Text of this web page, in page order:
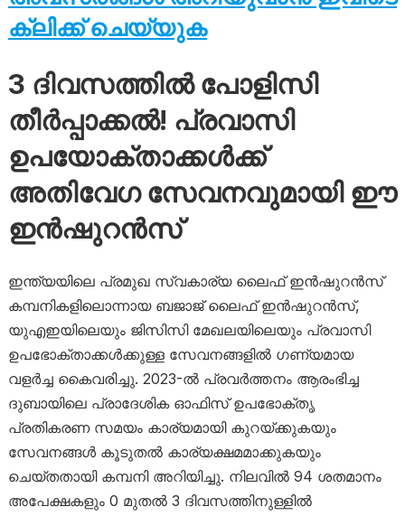
ക്ലിക്ക് ചെയ്യുക
3 ദിവസത്തിൽ പോളിസി
തീർപ്പാക്കൽ! പ്രവാസി
ഉപയോക്താക്കൾക്ക്
അതിവേഗ സേവനവുമായി ഈ
ഇൻഷുറൻസ്
ഇന്ത്യയിലെ പ്രമുഖ സ്വകാര്യ ലൈഫ് ഇൻഷുറൻസ്
കമ്പനികളിലൊന്നായ ബജാജ് ലൈഫ് ഇൻഷുറൻസ്,
യുഎഇയിലെയും ജിസിസി മേഖലയിലെയും പ്രവാസി
ഉപഭോക്താക്കൾക്കുള്ള സേവനങ്ങളിൽ ഗണ്യമായ
വളർച്ച കൈവരിച്ചു. 2023-ൽ പ്രവർത്തനം ആരംഭിച്ച
ദുബായിലെ പ്രാദേശിക ഓഫിസ് ഉപഭോക്തൃ
പ്രതികരണ സമയം കാര്യമായി കുറയ്ക്കുകയും
സേവനങ്ങൾ കൂടുതൽ കാര്യക്ഷമമാക്കുകയും
ചെയ്തതായി കമ്പനി അറിയിച്ചു. നിലവിൽ 94 ശതമാനം
അപേക്ഷകളും 0 മുതൽ 3 ദിവസത്തിനുള്ളിൽ